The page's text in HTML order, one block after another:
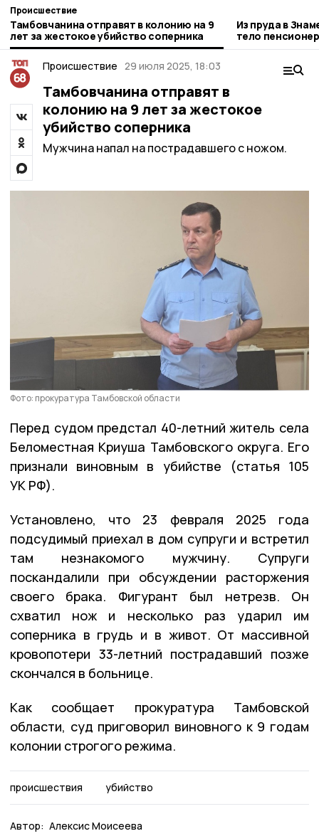
Происшествие
Тамбовчанина отправят в колонию на 9
лет за жестокое убийство соперника
Из пруда в
тело
Происшествие 29 июля 2025, 18:03
Тамбовчанина отправят в
колонию на 9 лет за жестокое
убийство соперника
Мужчина напал на пострадавшего с ножом.
Фото: прокуратура Тамбовской области
Перед судом предстал 40-летний житель села
Беломестная Криуша Тамбовского округа. Его
признали виновным в убийстве (статья 105
УК РФ).
Установлено, что 23 февраля 2025 года
подсудимый приехал в дом супруги и встретил
там незнакомого мужчину. Супруги
поскандалили при обсуждении расторжения
своего брака. Фигурант был нетрезв. Он
схватил нож и несколько раз ударил им
соперника в грудь и в живот. От массивной
кровопотери 33-летний пострадавший позже
скончался в больнице.
Как сообщает прокуратура Тамбовской
области, суд приговорил виновного к 9 годам
колонии строгого режима.
происшествия убийство
Автор: Алексис Моисеева